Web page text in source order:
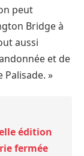
peut
Bridge à
aussi
et de
Palisade. »
édition
fermée